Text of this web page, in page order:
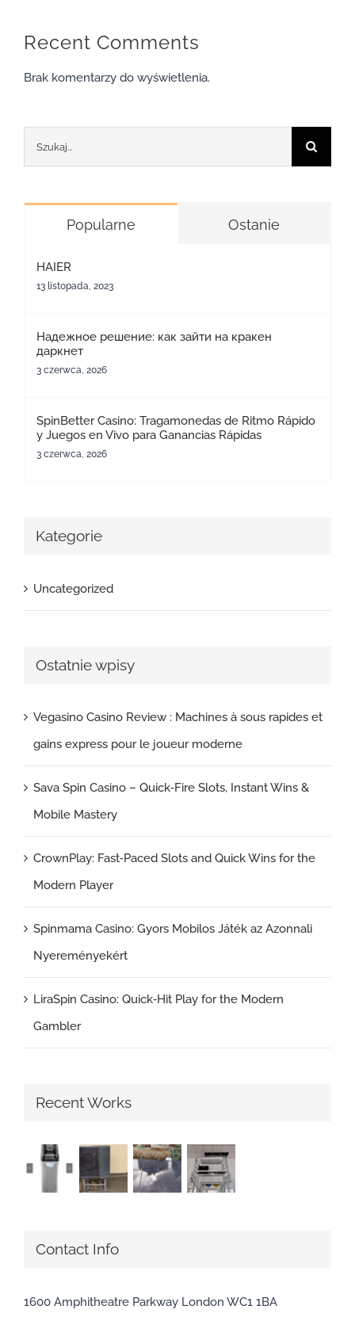
Recent Comments
Brak komentarzy do wyświetlenia.
Szukaj
Popularne Ostanie
HAIER
13 listopada, 2023
Надежное решение: как зайти на кракен
даркнет
3 czerwca, 2026
SpinBetter Casino: Tragamonedas de Ritmo Rápido
y Juegos en Vivo para Ganancias Rápidas
3 czerwca, 2026
Kategorie
Uncategorized
Ostatnie wpisy
Vegasino Casino Review : Machines à sous rapides et
gains express pour le joueur moderne
Sava Spin Casino – Quick‑Fire Slots, Instant Wins &
Mobile Mastery
CrownPlay: Fast‑Paced Slots and Quick Wins for the
Modern Player
Spinmama Casino: Gyors Mobilos Játék az Azonnali
Nyereményekért
LiraSpin Casino: Quick‑Hit Play for the Modern
Gambler
Recent Works
Contact Info
1600 Amphitheatre Parkway London WC1 1BA